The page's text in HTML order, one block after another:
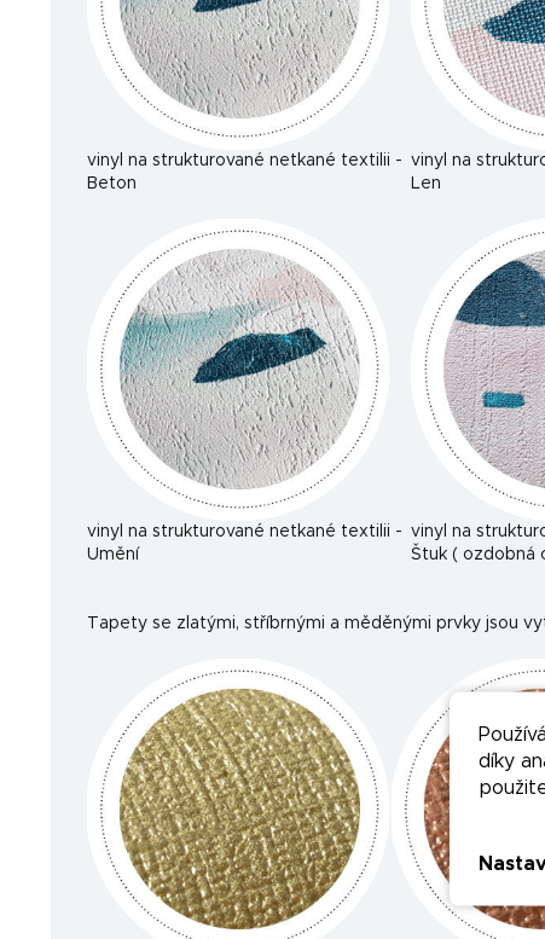
díky
vinyl na strukturované netkané textilii -
Beton
vinyl na
Len
vinyl na strukturované netkané textilii -
Umění
vinyl na
Štuk ( ozdobná
Tapety se zlatými, stříbrnými a měděnými prvky jsou